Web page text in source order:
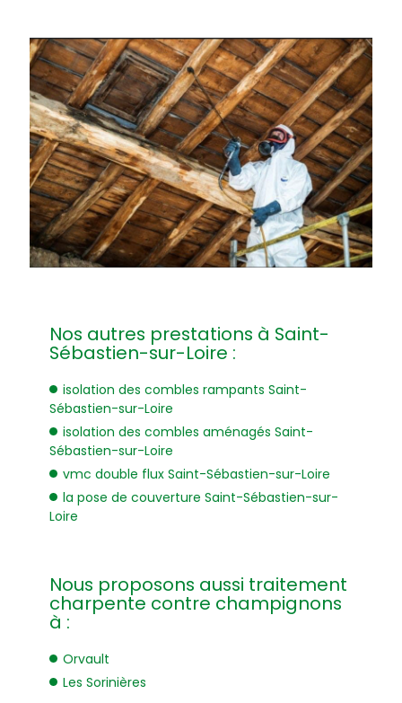
Nos autres prestations à Saint-
Sébastien-sur-Loire :
isolation des combles rampants Saint-
Sébastien-sur-Loire
isolation des combles aménagés Saint-
Sébastien-sur-Loire
vmc double flux Saint-Sébastien-sur-Loire
la pose de couverture Saint-Sébastien-sur-
Loire
Nous proposons aussi traitement
charpente contre champignons
à :
Orvault
Les Sorinières